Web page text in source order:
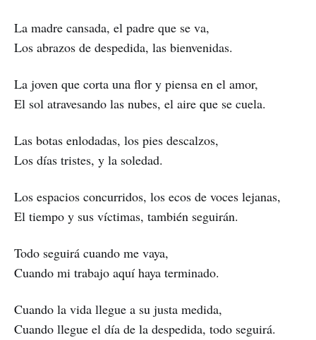
La madre cansada, el padre que se va,
Los abrazos de despedida, las bienvenidas.
La joven que corta una flor y piensa en el amor,
El sol atravesando las nubes, el aire que se cuela.
Las botas enlodadas, los pies descalzos,
Los días tristes, y la soledad.
Los espacios concurridos, los ecos de voces lejanas,
El tiempo y sus víctimas, también seguirán.
Todo seguirá cuando me vaya,
Cuando mi trabajo aquí haya terminado.
Cuando la vida llegue a su justa medida,
Cuando llegue el día de la despedida, todo seguirá.